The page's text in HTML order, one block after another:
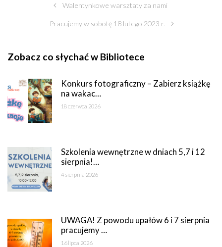
Walentynkowe warsztaty za nami
Pracujemy w sobotę 18 lutego 2023 r.
Zobacz co słychać w Bibliotece
Konkurs fotograficzny – Zabierz książkę
na wakac…
18 czerwca 2026
Szkolenia wewnętrzne w dniach 5,7 i 12
sierpnia!…
4 sierpnia 2026
UWAGA! Z powodu upałów 6 i 7 sierpnia
pracujemy …
16 lipca 2026